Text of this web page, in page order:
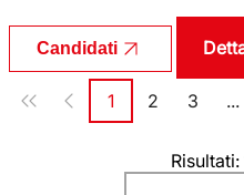
Candidati
Paginazione
Pagina
1 Pagina
2 Pagina
3 ...